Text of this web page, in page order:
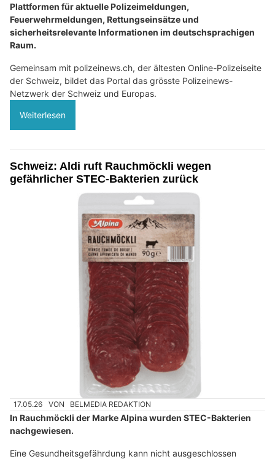
Plattformen für aktuelle Polizeimeldungen,
Feuerwehrmeldungen, Rettungseinsätze und
sicherheitsrelevante Informationen im deutschsprachigen
Raum.
Gemeinsam mit polizeinews.ch, der ältesten Online-Polizeiseite
der Schweiz, bildet das Portal das grösste Polizeinews-
Netzwerk der Schweiz und Europas.
Weiterlesen
Schweiz: Aldi ruft Rauchmöckli wegen
gefährlicher STEC-Bakterien zurück
17.05.26 VON BELMEDIA REDAKTION
In Rauchmöckli der Marke Alpina wurden STEC-Bakterien
nachgewiesen.
Eine Gesundheitsgefährdung kann nicht ausgeschlossen